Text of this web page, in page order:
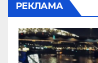
РЕКЛАМА